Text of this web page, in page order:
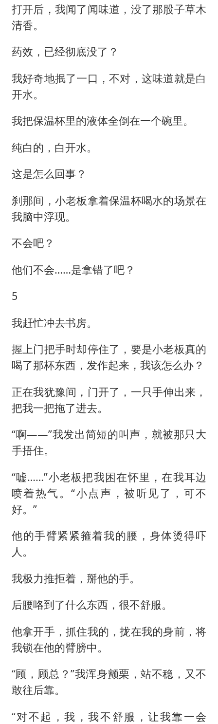
打开后，我闻了闻味道，没了那股子草木
清香。
药效，已经彻底没了？
我好奇地抿了一口，不对，这味道就是白
开水。
我把保温杯里的液体全倒在一个碗里。
纯白的，白开水。
这是怎么回事？
刹那间，小老板拿着保温杯喝水的场景在
我脑中浮现。
不会吧？
他们不会……是拿错了吧？
5
我赶忙冲去书房。
握上门把手时却停住了，要是小老板真的
喝了那杯东西，发作起来，我该怎么办？
正在我犹豫间，门开了，一只手伸出来，
把我一把拖了进去。
“啊——”我发出简短的叫声，就被那只大
手捂住。
“嘘……”小老板把我困在怀里，在我耳边
喷着热气。“小点声，被听见了，可不
好。”
他的手臂紧紧箍着我的腰，身体烫得吓
人。
我极力推拒着，掰他的手。
后腰咯到了什么东西，很不舒服。
他拿开手，抓住我的，拢在我的身前，将
我锁在他的臂膀中。
“顾，顾总？”我浑身颤栗，站不稳，又不
敢往后靠。
“对不起，我，我不舒服，让我靠一会